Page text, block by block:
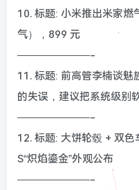
10. 标题: 小米推出米家
气），899 元
———————-
11. 标题: 前高管李楠谈魅
的失误，建议把系统级别
———————-
12. 标题: 大饼轮毂 + 双
S“炽焰鎏金”外观公布
———————-